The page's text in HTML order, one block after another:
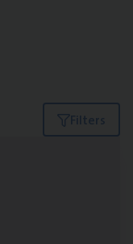
Filters